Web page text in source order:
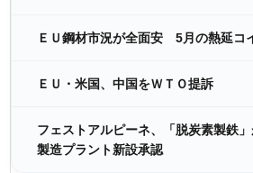
ＥＵ鋼材市況が全面安 5月の熱延コ
ＥＵ・米国、中国をＷＴＯ提訴
フェストアルピーネ、「脱炭素製鉄
製造プラント新設承認